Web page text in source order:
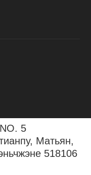
5
Матьян,
518106